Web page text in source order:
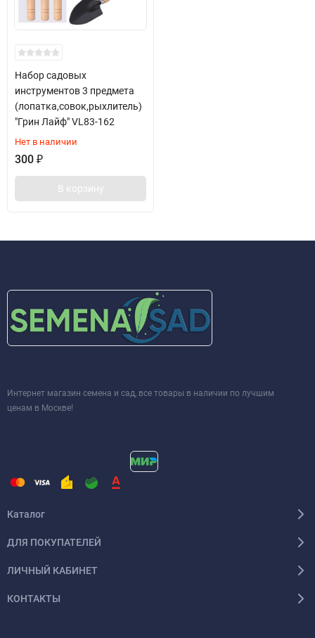
Набор садовых
инструментов 3 предмета
(лопатка,совок,рыхлитель)
"Грин Лайф" VL83-162
Нет в наличии
300 ₽
В корзину
Интернет магазин семена и сад, все товары в наличии по лучшим
ценам в Москве!
Каталог
ДЛЯ ПОКУПАТЕЛЕЙ
ЛИЧНЫЙ КАБИНЕТ
КОНТАКТЫ